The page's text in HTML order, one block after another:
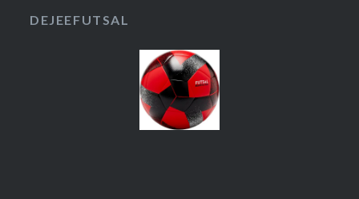
DEJEEFUTSAL